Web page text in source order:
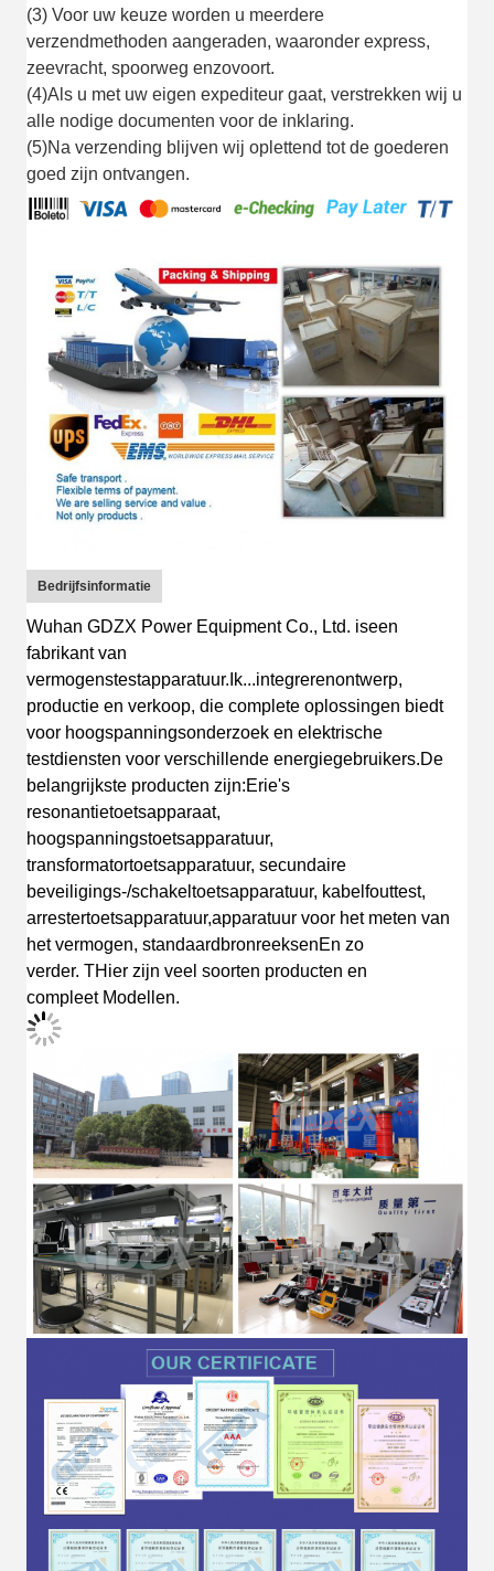
(3) Voor uw keuze worden u meerdere
verzendmethoden aangeraden, waaronder express,
zeevracht, spoorweg enzovoort.
(4)Als u met uw eigen expediteur gaat, verstrekken wij u
alle nodige documenten voor de inklaring.
(5)Na verzending blijven wij oplettend tot de goederen
goed zijn ontvangen.
Bedrijfsinformatie
Wuhan GDZX Power Equipment Co., Ltd. iseen
fabrikant van
vermogenstestapparatuur. Ik...integrerenontwerp,
productie en verkoop, die complete oplossingen biedt
voor hoogspanningsonderzoek en elektrische
testdiensten voor verschillende energiegebruikers.De
belangrijkste producten zijn:Erie's
resonantietoetsapparaat,
hoogspanningstoetsapparatuur,
transformatortoetsapparatuur, secundaire
beveiligings-/schakeltoetsapparatuur, kabelfouttest,
arrestertoetsapparatuur,apparatuur voor het meten van
het vermogen, standaardbronreeksenEn zo
verder. THier zijn veel soorten producten en
compleet Modellen.